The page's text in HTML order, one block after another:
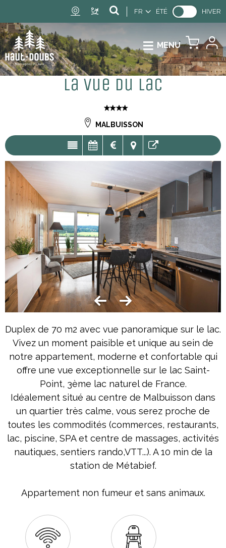
FR ÉTÉ HIVER
MENU
La vue du Lac
MALBUISSON
Duplex de 70 m2 avec vue panoramique sur le lac.
Vivez un moment paisible et unique au sein de
notre appartement, moderne et confortable qui
offre une vue exceptionnelle sur le lac Saint-
Point, 3ème lac naturel de France.
Idéalement situé au centre de Malbuisson dans
un quartier très calme, vous serez proche de
toutes les commodités (commerces, restaurants,
lac, piscine, SPA et centre de massages, activités
nautiques, sentiers rando,VTT...). A 10 min de la
station de Métabief.
Appartement non fumeur et sans animaux.